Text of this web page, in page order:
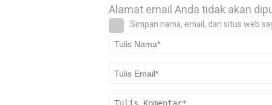
Alamat email Anda tidak akan
Simpan nama, email, dan situs web